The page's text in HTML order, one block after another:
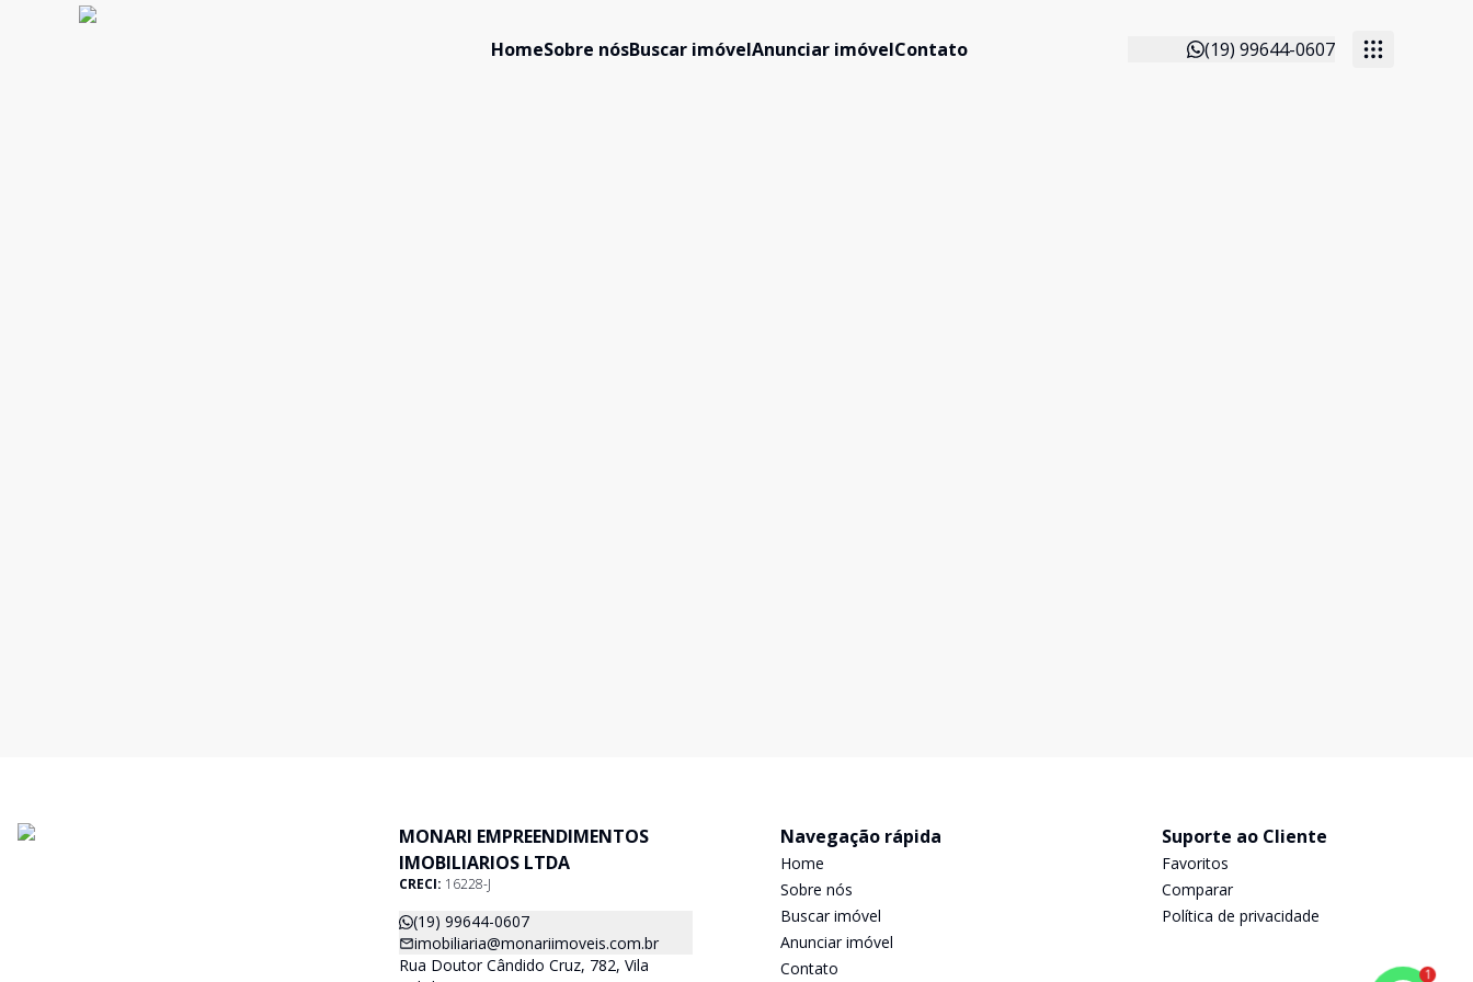
HomeSobre nósBuscar imóvelAnunciar imóvelContato (19) 99644-0607
MONARI EMPREENDIMENTOS
IMOBILIARIOS LTDA
CRECI: 16228-J
(19) 99644-0607
imobiliaria@monariimoveis.com.br
Rua Doutor Cândido Cruz, 782, Vila
Navegação rápida
Home
Sobre nós
Buscar imóvel
Anunciar imóvel
Contato
Suporte ao Cliente
Favoritos
Comparar
Política de privacidade
1